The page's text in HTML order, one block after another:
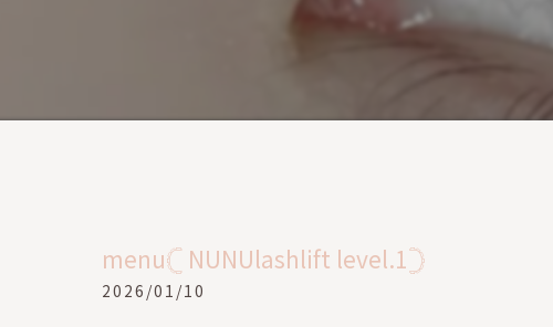
menu𓊆 NUNUlashlift level.1𓊇
2026/01/10